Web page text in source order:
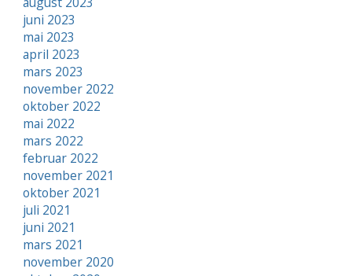
juni 2023
mai 2023
april 2023
mars 2023
november 2022
oktober 2022
mai 2022
mars 2022
februar 2022
november 2021
oktober 2021
juli 2021
juni 2021
mars 2021
november 2020